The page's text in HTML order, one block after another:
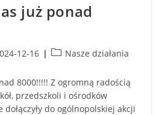
już ponad
12-16 Nasze działania
8000!!!!! Z ogromną radością
przedszkoli i ośrodków
dołączyły do ogólnopolskiej akcji